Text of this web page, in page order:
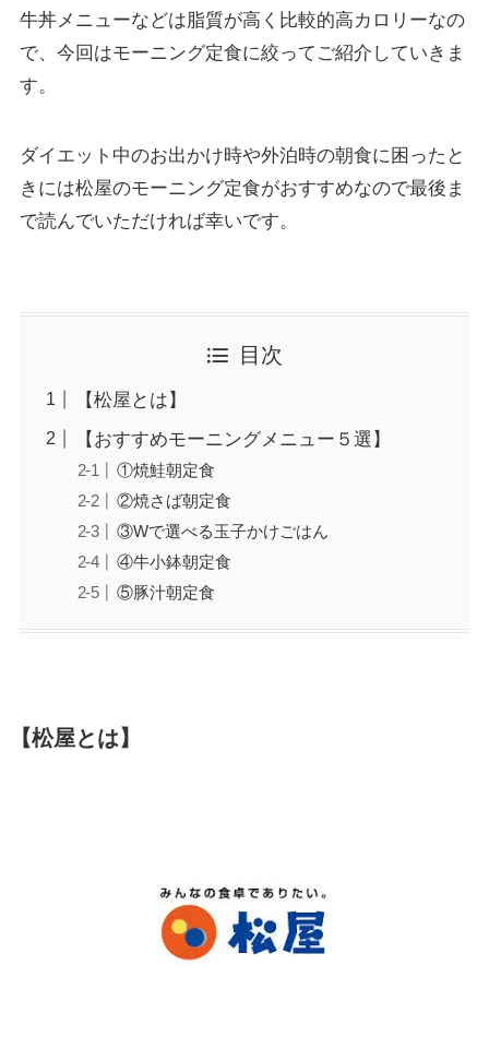
牛丼メニューなどは脂質が高く比較的高カロリーなの
で、今回はモーニング定食に絞ってご紹介していきま
す。
ダイエット中のお出かけ時や外泊時の朝食に困ったと
きには松屋のモーニング定食がおすすめなので最後ま
で読んでいただければ幸いです。
目次
【松屋とは】
【おすすめモーニングメニュー５選】
①焼鮭朝定食
②焼さば朝定食
③Wで選べる玉子かけごはん
④牛小鉢朝定食
⑤豚汁朝定食
【松屋とは】